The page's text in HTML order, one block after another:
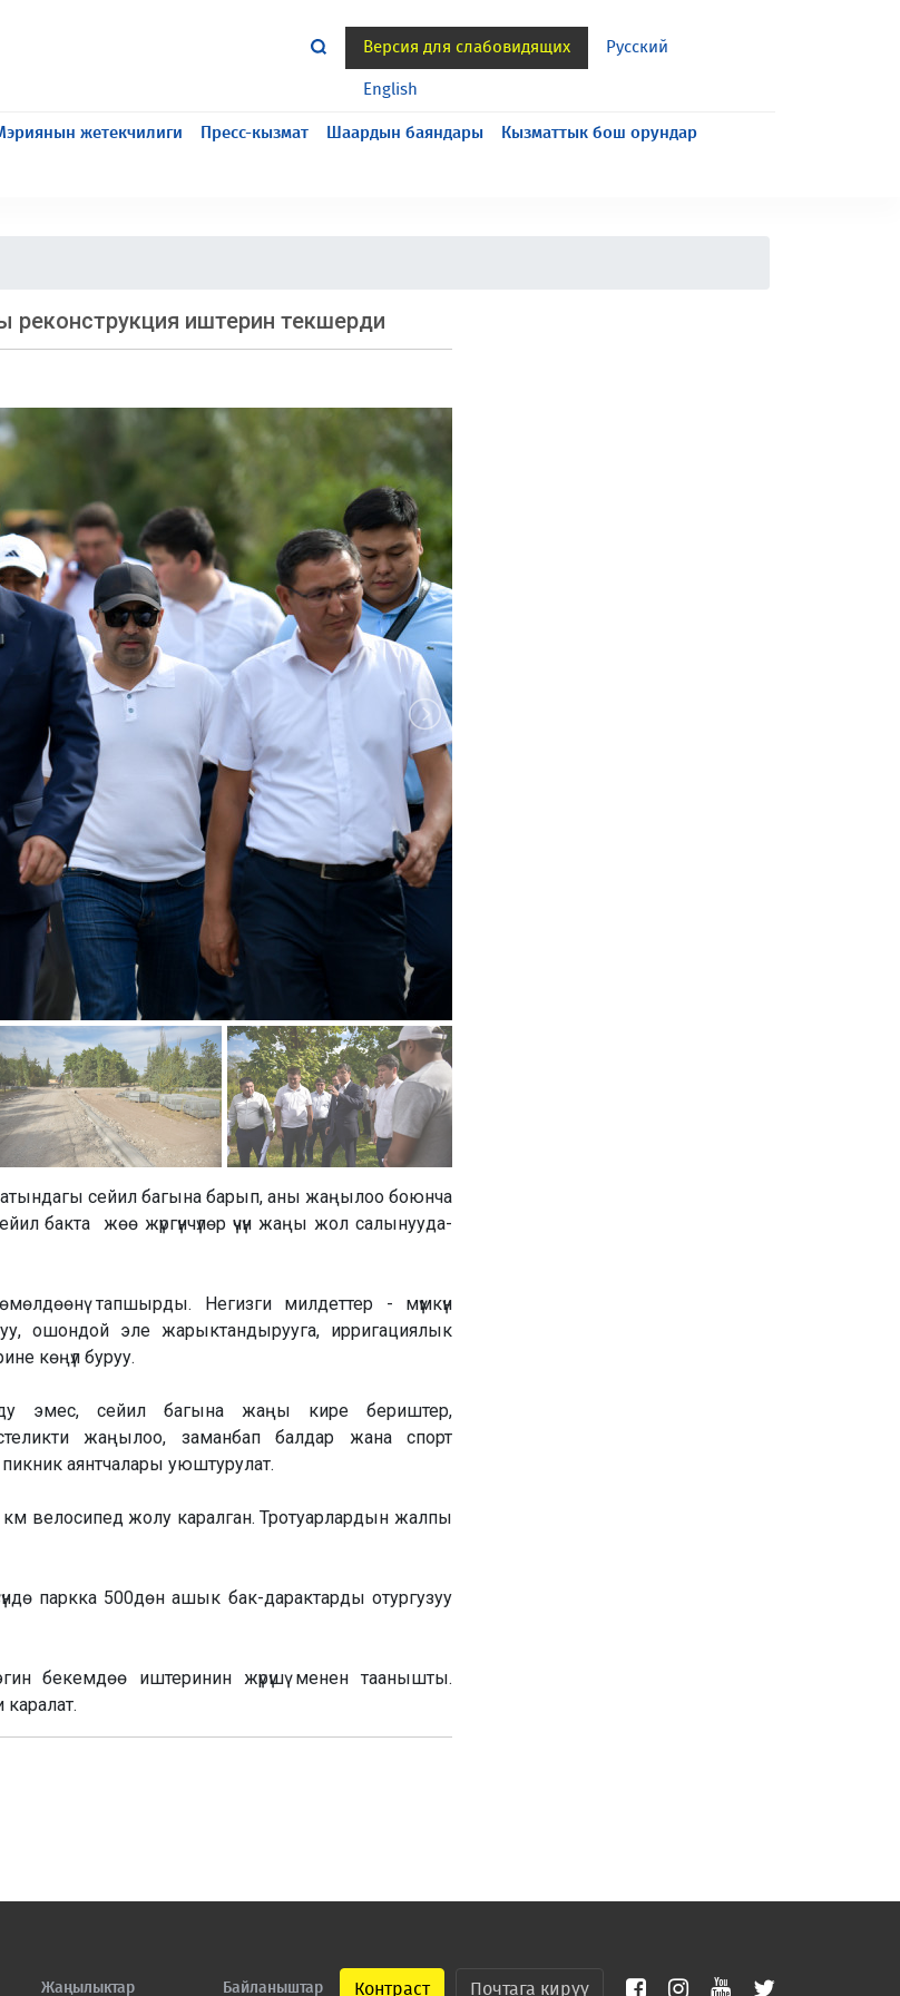
Версия для слабовидящих Русский
English
жетекчилиги Пресс-кызмат Шаардын баяндары Кызматтык бош орундар
реконструкция иштерин текшерди
сейил багына барып, аны жаңылоо боюнча
бакта жөө жүргүнчүлөр үчүн жаңы жол салынууда-
тапшырды. Негизги милдеттер - мүмкүн
ошондой эле жарыктандырууга, ирригациялык
көңүл буруу.
эмес, сейил багына жаңы кире бериштер,
жаңылоо, заманбап балдар жана спорт
аянтчалары уюштурулат.
3,6 км велосипед жолу каралган. Тротуарлардын жалпы
паркка 500дөн ашык бак-дарактарды отургузуу
бекемдөө иштеринин жүрүшү менен таанышты.
Жаңылыктар Байланыштар Контраст Почтага кирүү